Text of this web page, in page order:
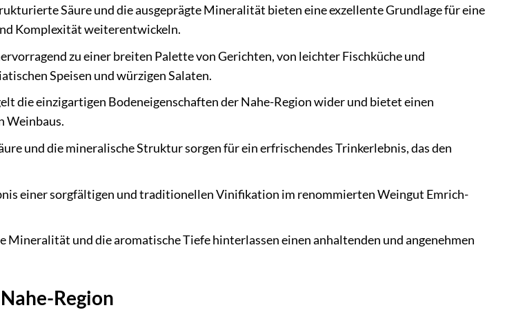
Säure und die ausgeprägte Mineralität bieten eine exzellente Grundlage für eine
Komplexität weiterentwickeln.
zu einer breiten Palette von Gerichten, von leichter Fischküche und
Speisen und würzigen Salaten.
die einzigartigen Bodeneigenschaften der Nahe-Region wider und bietet einen
Weinbaus.
und die mineralische Struktur sorgen für ein erfrischendes Trinkerlebnis, das den
einer sorgfältigen und traditionellen Vinifikation im renommierten Weingut Emrich-
Mineralität und die aromatische Tiefe hinterlassen einen anhaltenden und angenehmen
Region